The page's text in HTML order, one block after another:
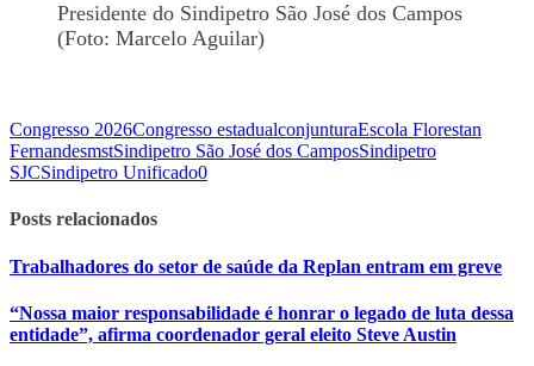
Presidente do Sindipetro São José dos Campos
(Foto: Marcelo Aguilar)
Congresso 2026Congresso estadualconjunturaEscola Florestan
FernandesmstSindipetro São José dos CamposSindipetro
SJCSindipetro Unificado0
Posts relacionados
Trabalhadores do setor de saúde da Replan entram em greve
“Nossa maior responsabilidade é honrar o legado de luta dessa
entidade”, afirma coordenador geral eleito Steve Austin